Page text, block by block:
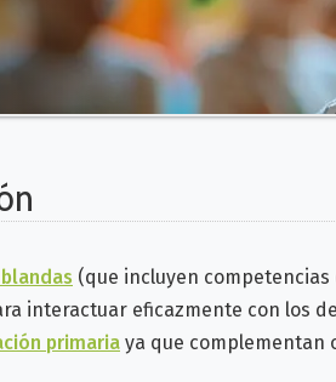
(que incluyen competencias
interactuar eficazmente con los
primaria ya que complementan